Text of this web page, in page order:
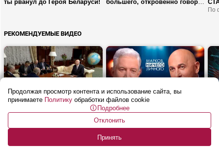
ты рванул до Героя Беларуси!
большего, откровенно говоря!
По
РЕКОМЕНДУЕМЫЕ ВИДЕО
16+ 2 мин
Лукашенко: Мы умеем делать
необходимо Алжиру!
16+
Бабурин: Все мои прогнозы
сбывались! | Какие
Продолжая просмотр контента и использование сайта, вы
принимаете Политику обработки файлов cookie
Подробнее
Отклонить
Принять